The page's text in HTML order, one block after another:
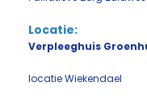
Locatie:
Verpleeghuis
locatie Wiekendael